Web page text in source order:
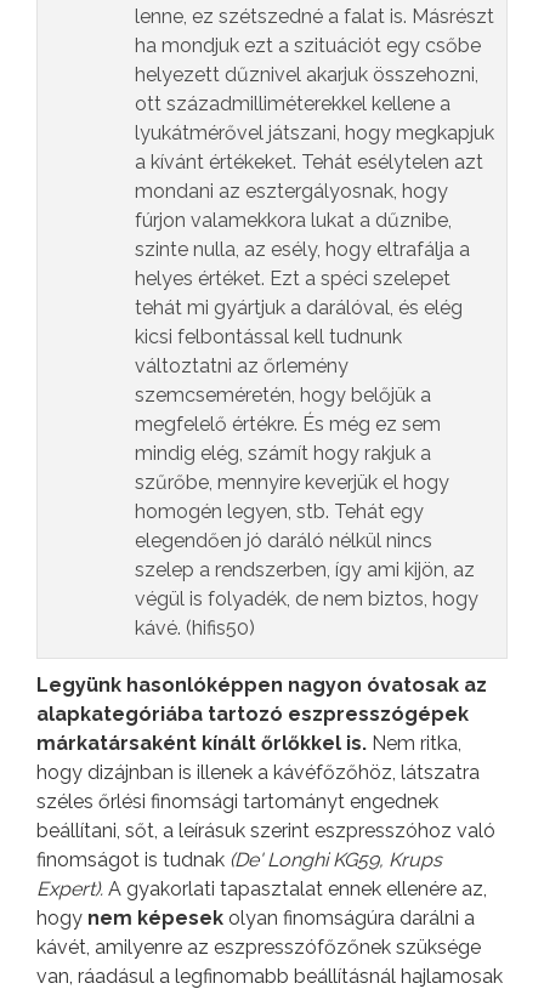
lenne, ez szétszedné a falat is. Másrészt
ha mondjuk ezt a szituációt egy csőbe
helyezett dűznivel akarjuk összehozni,
ott századmilliméterekkel kellene a
lyukátmérővel játszani, hogy megkapjuk
a kívánt értékeket. Tehát esélytelen azt
mondani az esztergályosnak, hogy
fúrjon valamekkora lukat a dűznibe,
szinte nulla, az esély, hogy eltrafálja a
helyes értéket. Ezt a spéci szelepet
tehát mi gyártjuk a darálóval, és elég
kicsi felbontással kell tudnunk
változtatni az őrlemény
szemcseméretén, hogy belőjük a
megfelelő értékre. És még ez sem
mindig elég, számít hogy rakjuk a
szűrőbe, mennyire keverjük el hogy
homogén legyen, stb. Tehát egy
elegendően jó daráló nélkül nincs
szelep a rendszerben, így ami kijön, az
végül is folyadék, de nem biztos, hogy
kávé. (hifis50)
Legyünk hasonlóképpen nagyon óvatosak az
alapkategóriába tartozó eszpresszógépek
márkatársaként kínált őrlőkkel is. Nem ritka,
hogy dizájnban is illenek a kávéfőzőhöz, látszatra
széles őrlési finomsági tartományt engednek
beállítani, sőt, a leírásuk szerint eszpresszóhoz való
finomságot is tudnak (De' Longhi KG59, Krups
Expert). A gyakorlati tapasztalat ennek ellenére az,
hogy nem képesek olyan finomságúra darálni a
kávét, amilyenre az eszpresszófőzőnek szüksége
van, ráadásul a legfinomabb beállításnál hajlamosak